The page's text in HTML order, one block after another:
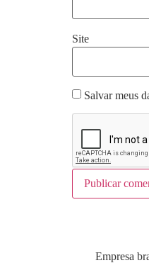
Site
Salvar meus
Empresa